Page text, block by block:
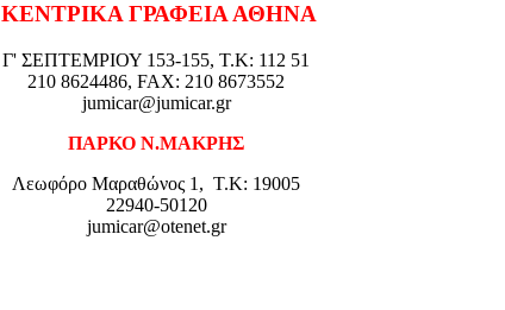
ΚΕΝΤΡΙΚΑ ΓΡΑΦΕΙΑ ΑΘΗΝΑ
Γ' ΣΕΠΤΕΜΡΙΟΥ 153-155, Τ.Κ: 112 51
210 8624486, FAX: 210 8673552
jumicar@jumicar.gr
ΠΑΡΚΟ Ν.ΜΑΚΡΗΣ
Λεωφόρο Μαραθώνος 1, Τ.Κ: 19005
22940-50120
jumicar@otenet.gr